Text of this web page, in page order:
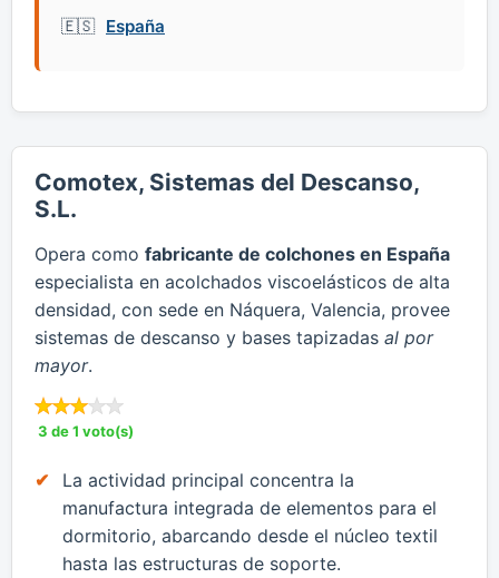
España
​Comotex, Sistemas del Descanso,
S.L.
Opera como fabricante de colchones en España
especialista en acolchados viscoelásticos de alta
densidad, con sede en Náquera, Valencia, provee
sistemas de descanso y bases tapizadas al por
mayor.
3 de 1 voto(s)
​La actividad principal concentra la
manufactura integrada de elementos para el
dormitorio, abarcando desde el núcleo textil
hasta las estructuras de soporte.